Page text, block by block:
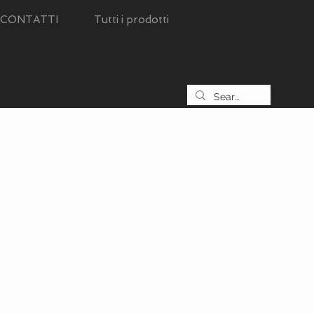
CONTATTI Tutti i prodotti